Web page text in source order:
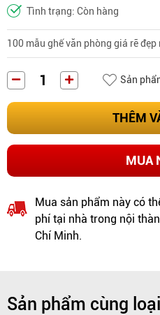
Tình trạng: Còn hàng
100 mẫu ghế văn phòng giá rẽ
Sản
THÊM
MUA
Mua sản phẩm này có
phí tại nhà trong nội
Chí Minh.
Sản phẩm cùng loại